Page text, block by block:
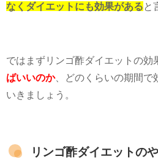
なくダイエットにも効果がある と
ではまずリンゴ酢ダイエットの効
ばいいのか、どのくらいの期間で
いきましょう。
リンゴ酢ダイエットの